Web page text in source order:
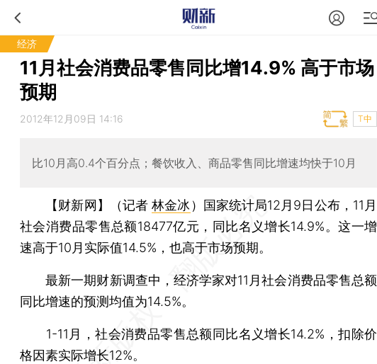
经济
11月社会消费品零售同比增14.9% 高于市场
预期
2012年12月09日 14:16 T中
比10月高0.4个百分点；餐饮收入、商品零售同比增速均快于10月
【财新网】（记者林金冰 ） 国家统计局12月9日公布，11月
社会消费品零售总额18477亿元，同比名义增长14.9%。这一增
速高于10月实际值14.5%，也高于市场预期。
最新一期财新调查中，经济学家对11月社会消费品零售总额
同比增速的预测均值为14.5%。
1-11月，社会消费品零售总额同比名义增长14.2%，扣除价
格因素实际增长12%。